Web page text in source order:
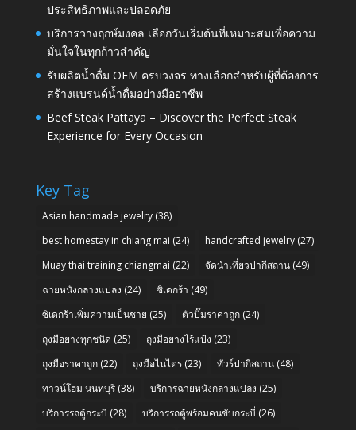
ประสิทธิภาพและปลอดภัย
บริการวางฤกษ์มงคล เลือกวันเริ่มต้นที่เหมาะสมเพื่อความ
มั่นใจในทุกก้าวสำคัญ
รับผลิตน้ำดื่ม OEM ครบวงจร ทางเลือกสำหรับผู้ที่ต้องการ
สร้างแบรนด์น้ำดื่มอย่างมืออาชีพ
Beef Steak Pattaya – Discover the Perfect Steak
Experience for Every Occasion
Key Tag
Asian handmade jewelry(38)
best homestay in chiang mai (24) handcrafted jewelry(27)
Muay thai training chiangmai (22) จัดนำเที่ยวปากีสถาน(49)
ฉายหนังกลางแปลง (24) ซิเดกร้า (49)
ซิเดกร้าเพิ่มความเป็นชาย (25) ตัวปั๊มราคาถูก(24)
ถุงมือยางทุกชนิด (25) ถุงมือยางไร้แป้ง (23)
ถุงมือราคาถูก(22) ถุงมือไนไตร(23) ทัวร์ปากีสถาน(48)
ทาวน์โฮม นนทบุรี(38) บริการฉายหนังกลางแปลง (25)
บริการรถตู้กระบี่ (28) บริการรถตู้พร้อมคนขับกระบี่ (26)